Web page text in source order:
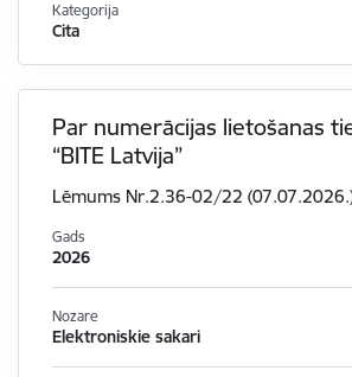
Kategorija
Cita
Par numerācijas lietošanas
“BITE Latvija”
Lēmums Nr.2.36-02/22
Gads
2026
Nozare
Elektroniskie sakari